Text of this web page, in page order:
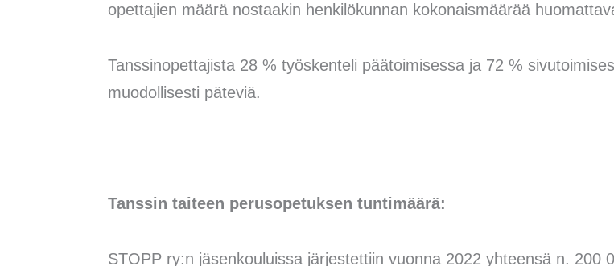
opettajien määrä nostaakin henkilökunnan kokonaismäärää
Tanssinopettajista 28 % työskenteli päätoimisessa ja 72 %
muodollisesti päteviä.
Tanssin taiteen perusopetuksen tuntimäärä:
STOPP ry:n jäsenkouluissa järjestettiin vuonna 2022 yhteensä n. 200